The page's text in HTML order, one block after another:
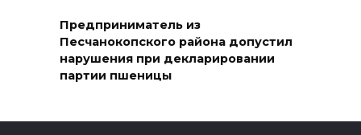
специалисты
07 августа 2026 17:03
Предприниматель из
Песчанокопского района допустил
нарушения при декларировании
партии пшеницы